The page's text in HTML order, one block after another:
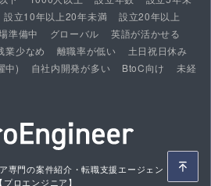
設立10年以上20年未満
設立20年以上
準備中 グローバル
英語が活かせる
業少なめ 離職率が低い
土日祝日休み
中)
自社内開発が多い BtoC向け
未経
専門の案件紹介・転職支援エージェント
【プロエンジニア】